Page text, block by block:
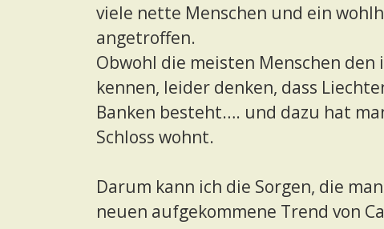
viele nette Menschen und ein
angetroffen.
Obwohl die meisten Menschen den
kennen, leider denken, dass
Banken besteht…. und dazu hat
Schloss wohnt.
Darum kann ich die Sorgen, die
neuen aufgekommene Trend von